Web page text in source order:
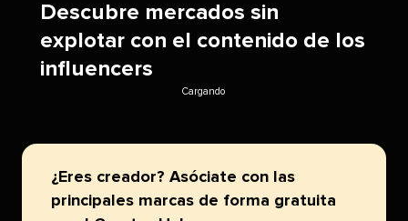
Descubre mercados sin
explotar con el contenido de los
influencers​​
Cargando​​
¿Eres creador? Asóciate con las
principales marcas de forma gratuita